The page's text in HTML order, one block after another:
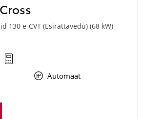
130 e-CVT (Esirattavedu) (68 kW)
Automaat